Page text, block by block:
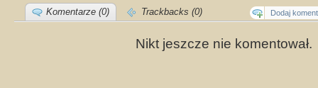
Komentarze (0) Trackbacks (0) Dodaj
Nikt jeszcze nie komentował.